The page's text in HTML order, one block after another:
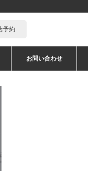
予約
お問い合わせ